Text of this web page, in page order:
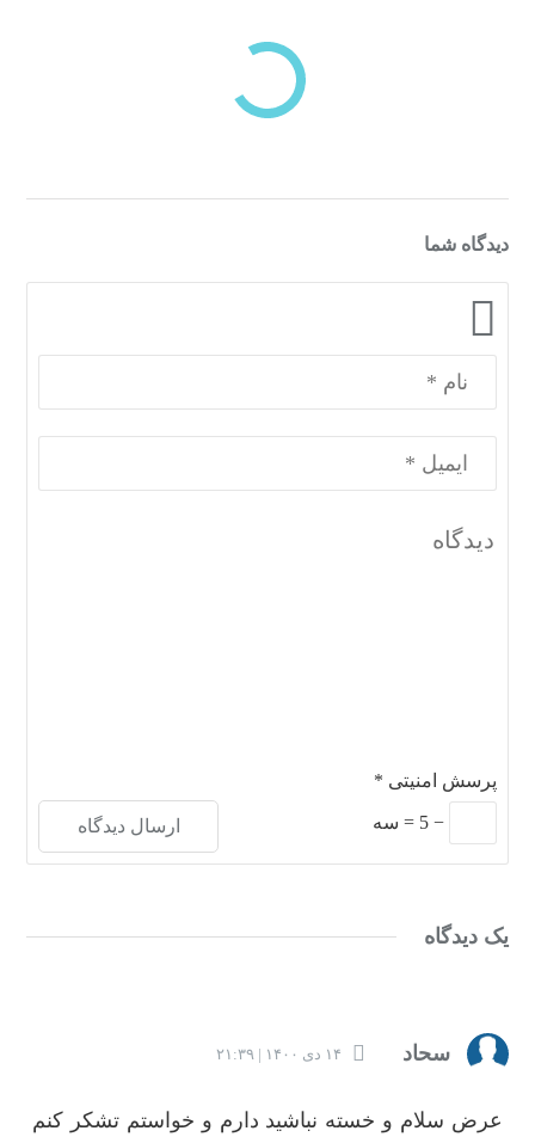
دسته‌بندی‌های منتخب برای شما
دیدگاه شما
پرسش امنیتی *
−
5
= سه
یک دیدگاه
سحاد ۱۴ دی ۱۴۰۰ | ۲۱:۳۹
عرض سلام و خسته نباشید دارم و خواستم تشکر کنم